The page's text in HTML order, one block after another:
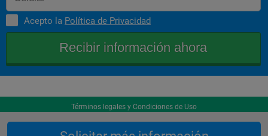
Acepto la Política de Privacidad
Términos legales y Condiciones de Uso